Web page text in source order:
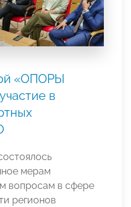
«ОПОРЫ
в
мерам
вопросам в сфере
регионов